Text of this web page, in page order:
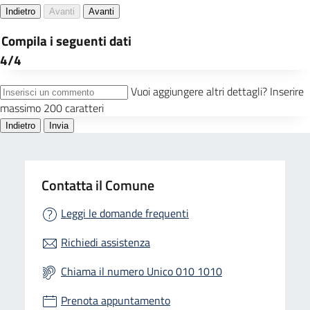
Contatta il Comune
Leggi le domande frequenti
Richiedi assistenza
Chiama il numero Unico 010 1010
Prenota appuntamento